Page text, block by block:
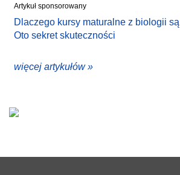
Artykuł sponsorowany
Dlaczego kursy maturalne z biologii
Oto sekret skuteczności
więcej artykułów »